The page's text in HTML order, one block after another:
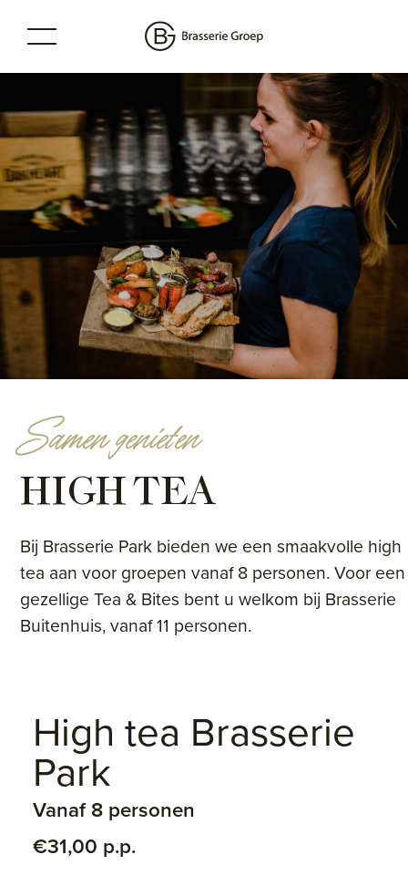
Samen genieten
HIGH TEA
Bij Brasserie Park bieden we een smaakvolle high
tea aan voor groepen vanaf 8 personen. Voor een
gezellige Tea & Bites bent u welkom bij Brasserie
Buitenhuis, vanaf 11 personen.
High tea Brasserie
Park
Vanaf 8 personen
€31,00 p.p.